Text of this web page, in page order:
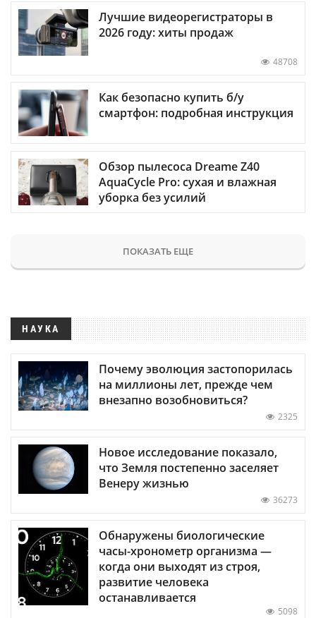
Лучшие видеорегистраторы в
2026 году: хиты продаж
48708
Как безопасно купить б/у
смартфон: подробная инструкция
Обзор пылесоса Dreame Z40
AquaCycle Pro: сухая и влажная
уборка без усилий
ПОКАЗАТЬ ЕЩЕ
НАУКА
Почему эволюция застопорилась
на миллионы лет, прежде чем
внезапно возобновиться?
2325
Новое исследование показало,
что Земля постепенно заселяет
Венеру жизнью
36273
Обнаружены биологические
часы-хронометр организма —
когда они выходят из строя,
развитие человека
останавливается
5098